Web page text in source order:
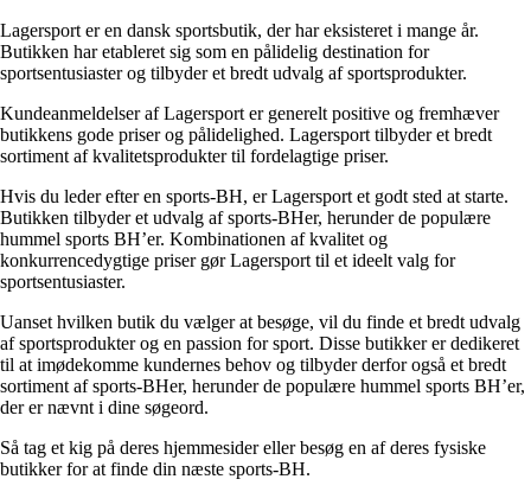
Lagersport er en dansk sportsbutik, der har eksisteret i mange år.
Butikken har etableret sig som en pålidelig destination for
sportsentusiaster og tilbyder et bredt udvalg af sportsprodukter.
Kundeanmeldelser af Lagersport er generelt positive og fremhæver
butikkens gode priser og pålidelighed. Lagersport tilbyder et bredt
sortiment af kvalitetsprodukter til fordelagtige priser.
Hvis du leder efter en sports-BH, er Lagersport et godt sted at starte.
Butikken tilbyder et udvalg af sports-BHer, herunder de populære
hummel sports BH’er. Kombinationen af kvalitet og
konkurrencedygtige priser gør Lagersport til et ideelt valg for
sportsentusiaster.
Uanset hvilken butik du vælger at besøge, vil du finde et bredt udvalg
af sportsprodukter og en passion for sport. Disse butikker er dedikeret
til at imødekomme kundernes behov og tilbyder derfor også et bredt
sortiment af sports-BHer, herunder de populære hummel sports BH’er,
der er nævnt i dine søgeord.
Så tag et kig på deres hjemmesider eller besøg en af deres fysiske
butikker for at finde din næste sports-BH.